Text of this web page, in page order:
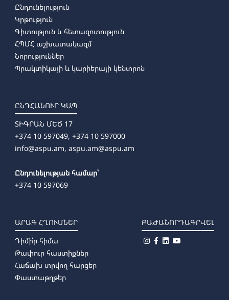
Ընդունելություն
Կրթություն
Գիտություն և հետազոտություն
ՀՊՄՀ աշխատակազմ
Նորություններ
Պրակտիկայի և կարիերայի կենտրոն
ԸՆԴՀԱՆՈՒՐ ԿԱՊ
ՏԻԳՐԱՆ ՄԵԾ 17
+374 10 597049, +374 10 597000
info@aspu.am, aspu.am@aspu.am
Ընդունելության համար՝
+374 10 597069
ԱՐԱԳ ՀՂՈՒՄՆԵՐ
Դիմի՛ր հիմա
Թափուր հաստիքներ
Հաճախ տրվող հարցեր
Փաստաթղթեր
ԲԱԺԱՆՈՐԴԱԳՐՎԵԼ